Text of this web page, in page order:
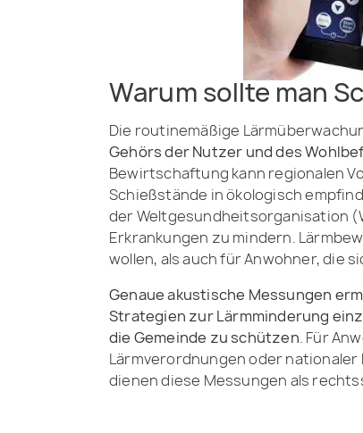
Warum sollte man
Die routinemäßige
Gehörs der Nutzer und des
Bewirtschaftung kann regionalen
Schießstände in ökologisch
der Weltgesundheitsorganisation
Erkrankungen zu mindern.
wollen, als auch für Anwohner, die
Genaue akustische Messungen
Strategien zur Lärmminderung
die Gemeinde zu schützen. Für
Lärmverordnungen oder
dienen diese Messungen als